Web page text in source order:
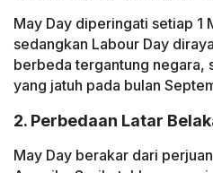
May Day diperingati setiap 1
sedangkan Labour Day
berbeda tergantung negara,
yang jatuh pada bulan
2. Perbedaan Latar
May Day berakar dari